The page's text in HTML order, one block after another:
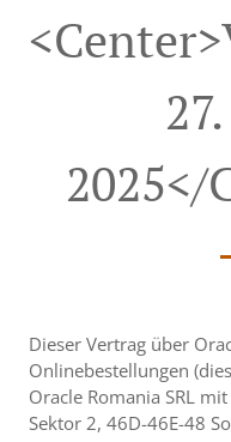
2025</
Dieser Vertrag über
Onlinebestellungen
Oracle Romania SRL
Sektor 2, 46D-46E-48